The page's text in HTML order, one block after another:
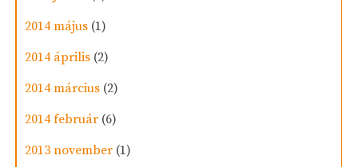
2014 május (1)
2014 április (2)
2014 március (2)
2014 február (6)
2013 november (1)